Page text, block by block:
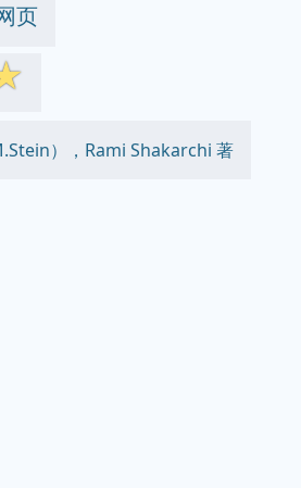
页
），Rami Shakarchi 著